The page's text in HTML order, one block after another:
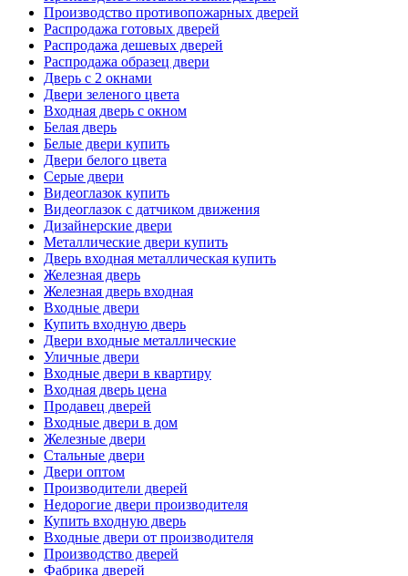
Производство противопожарных дверей
Распродажа готовых дверей
Распродажа дешевых дверей
Распродажа образец двери
Дверь с 2 окнами
Двери зеленого цвета
Входная дверь с окном
Белая дверь
Белые двери купить
Двери белого цвета
Серые двери
Видеоглазок купить
Видеоглазок с датчиком движения
Дизайнерские двери
Металлические двери купить
Дверь входная металлическая купить
Железная дверь
Железная дверь входная
Входные двери
Купить входную дверь
Двери входные металлические
Уличные двери
Входные двери в квартиру
Входная дверь цена
Продавец дверей
Входные двери в дом
Железные двери
Стальные двери
Двери оптом
Производители дверей
Недорогие двери производителя
Купить входную дверь
Входные двери от производителя
Производство дверей
Фабрика дверей